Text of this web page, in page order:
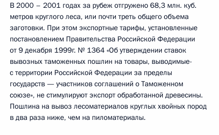
В 2000 – 2001 годах за рубеж отгружено 68,3 млн. куб.
метров круглого леса, или почти треть общего объема
заготовки. При этом экспортные тарифы, установленные
постановлением Правительства Российской Федерации
от 9 декабря 1999г. № 1364 «Об утверждении ставок
вывозных таможенных пошлин на товары, выводимые-
с территории Российской Федерации за пределы
государств — участников соглашений о Таможенном
союзе», не стимулируют экспорт обработанной древесины.
Пошлина на вывоз лесоматериалов круглых хвойных пород
в два раза ниже, чем на пиломатериалы.